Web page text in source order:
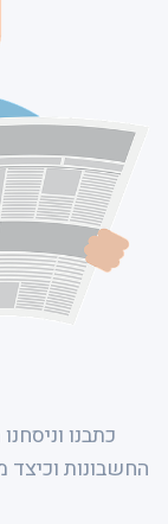
כתבנו
החשבונות